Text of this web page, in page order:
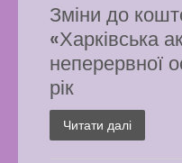
Зміни до
«Харківська
неперервної
рік
Читати далі